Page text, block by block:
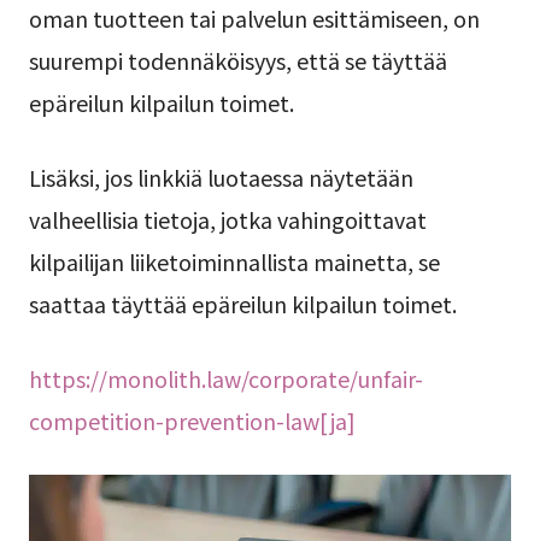
oman tuotteen tai palvelun esittämiseen, on
suurempi todennäköisyys, että se täyttää
epäreilun kilpailun toimet.
Lisäksi, jos linkkiä luotaessa näytetään
valheellisia tietoja, jotka vahingoittavat
kilpailijan liiketoiminnallista mainetta, se
saattaa täyttää epäreilun kilpailun toimet.
https://monolith.law/corporate/unfair-
competition-prevention-law[ja]